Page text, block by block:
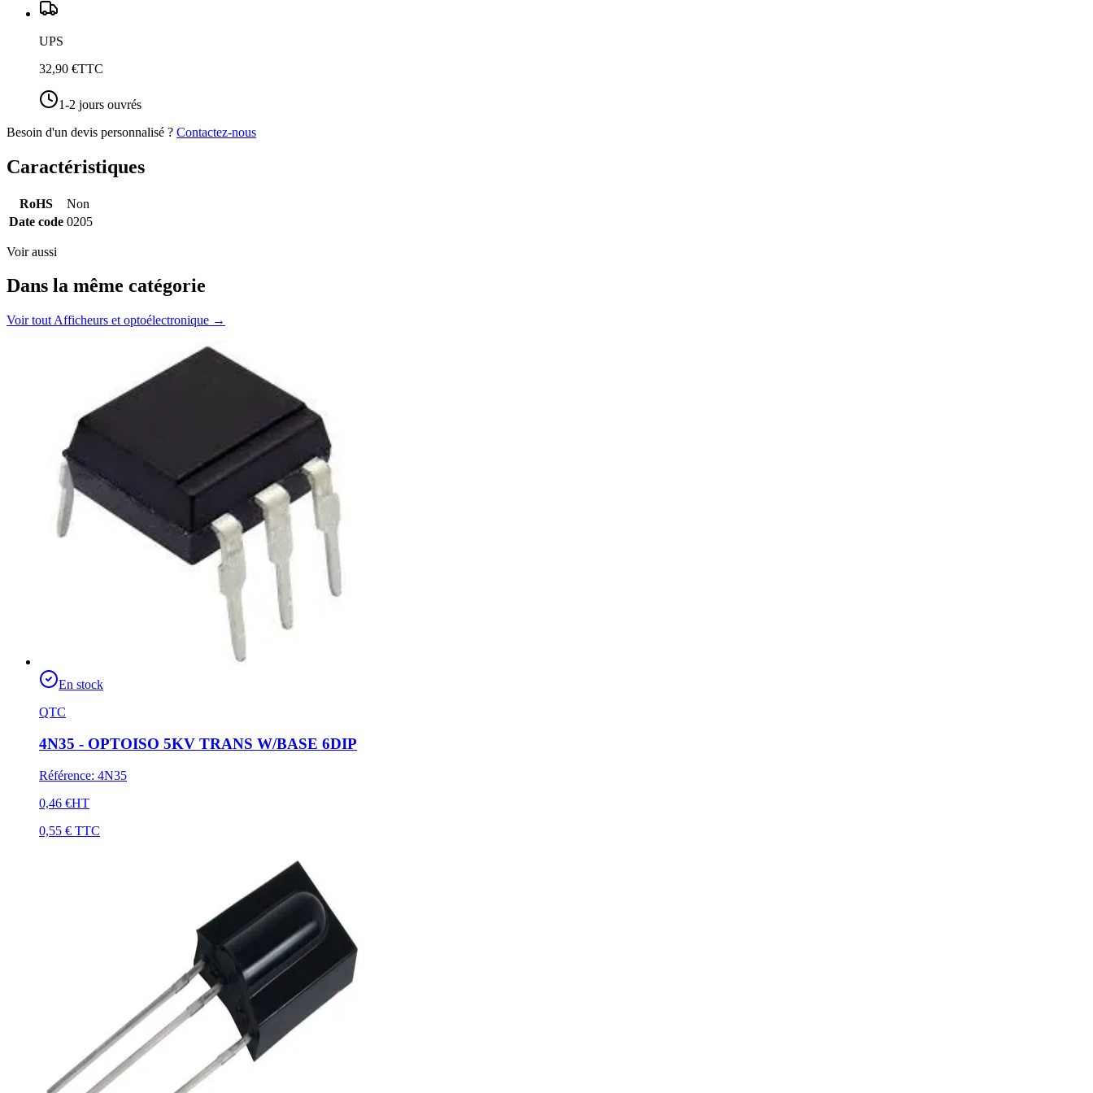
UPS
32,90 €TTC
1-2 jours ouvrés
Besoin d'un devis personnalisé ? Contactez-nous
Caractéristiques
RoHS
Non
Date code 0205
Voir aussi
Dans la même catégorie
Voir tout Afficheurs et optoélectronique →
En stock
QTC
4N35 - OPTOISO 5KV TRANS W/BASE 6DIP
Référence: 4N35
0,46 €HT
0,55 € TTC